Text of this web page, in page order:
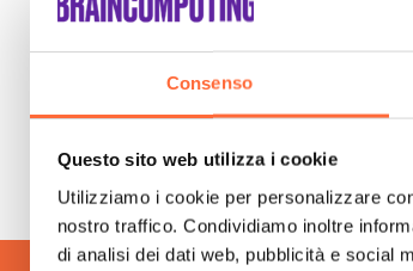
Consenso
Questo sito web utilizza i cookie
Utilizziamo i cookie per personalizzare
nostro traffico. Condividiamo inoltre
di analisi dei dati web, pubblicità e social